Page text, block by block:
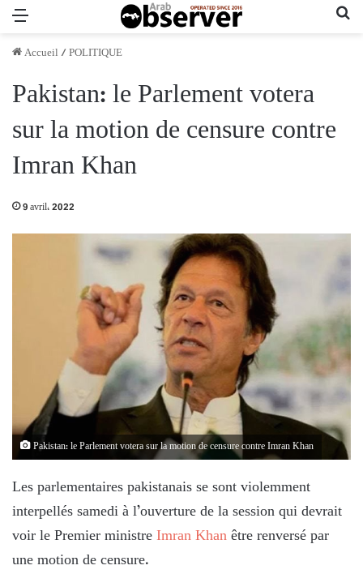
Accueil /POLITIQUE
Pakistan: le Parlement votera
sur la motion de censure contre
Imran Khan
9 avril، 2022
Pakistan: le Parlement votera sur la motion de censure contre Imran Khan
Les parlementaires pakistanais se sont violemment
interpellés samedi à l’ouverture de la session qui devrait
voir le Premier ministreImran Khanêtre renversé par
une motion de censure.